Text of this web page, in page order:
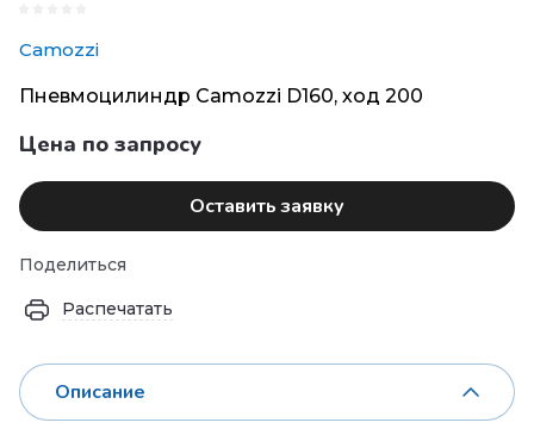
Camozzi
Пневмоцилиндр Camozzi D160, ход 200
Цена по запросу
Оставить заявку
Поделиться
Распечатать
Описание